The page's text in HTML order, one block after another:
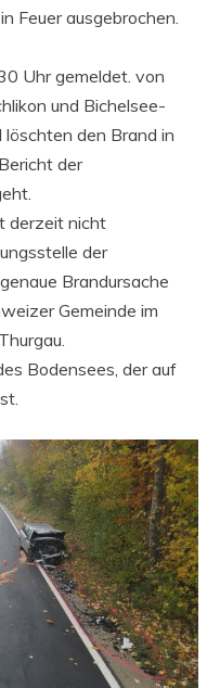
Feuer ausgebrochen.
Uhr gemeldet. von
und Bichelsee-
den Brand in
der
derzeit nicht
der
Brandursache
Gemeinde im
Bodensees, der auf